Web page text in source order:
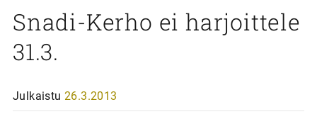
Snadi-Kerho ei harjoittele
31.3.
Julkaistu 26.3.2013